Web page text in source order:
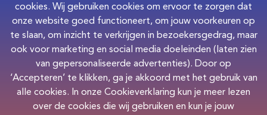
cookies. Wij gebruiken cookies om ervoor te zorgen dat
onze website goed functioneert, om jouw voorkeuren op
te slaan, om inzicht te verkrijgen in bezoekersgedrag, maar
ook voor marketing en social media doeleinden (laten zien
van gepersonaliseerde advertenties). Door op
‘Accepteren’ te klikken, ga je akkoord met het gebruik van
alle cookies. In onze Cookieverklaring kun je meer lezen
over de cookies die wij gebruiken en kun je jouw
The New Crew: ReConnect
Jammer dat je er niet bij bent tijdens het Re:Connect